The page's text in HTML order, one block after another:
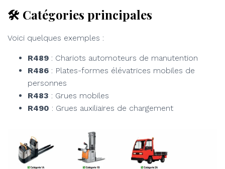
🛠 Catégories principales
Voici quelques exemples :
R489 : Chariots automoteurs de manutention
R486 : Plates-formes élévatrices mobiles de
personnes
R483 : Grues mobiles
R490 : Grues auxiliaires de chargement